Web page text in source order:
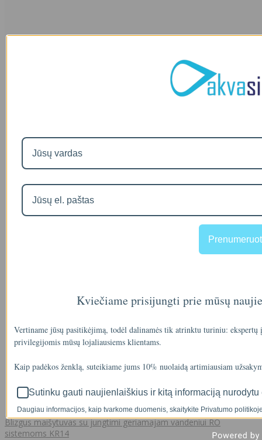
Blizgus maišytuvas su jungtimi geriamajam vandeniui RO
sistemoms KR14
Kviečiame prisijungti prie mūsų
Vertiname jūsų pasitikėjimą, todėl dalinamės tik atrinktu turiniu:
privilegijomis mūsų lojaliausiems klientams.
Kaip padėkos ženklą, suteikiame jums 10% nuolaidą artimiausiam
Sutinku gauti naujienlaiškius ir kitą informaciją
Daugiau informacijos, kaip tvarkome duomenis, skaitykite Privatumo